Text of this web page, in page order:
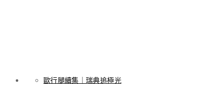
歐行腿續集｜瑞典追極光